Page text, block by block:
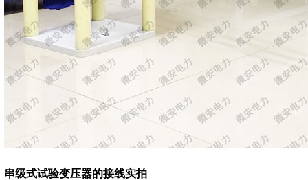
串级式试验变压器的接线实拍